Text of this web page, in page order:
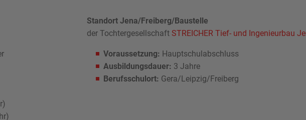
Standort Jena/Freiberg/Baustelle
der Tochtergesellschaft STREICHER Tief- und Ingenieurbau
Voraussetzung: Hauptschulabschluss
Ausbildungsdauer: 3 Jahre
Berufsschulort: Gera/Leipzig/Freiberg